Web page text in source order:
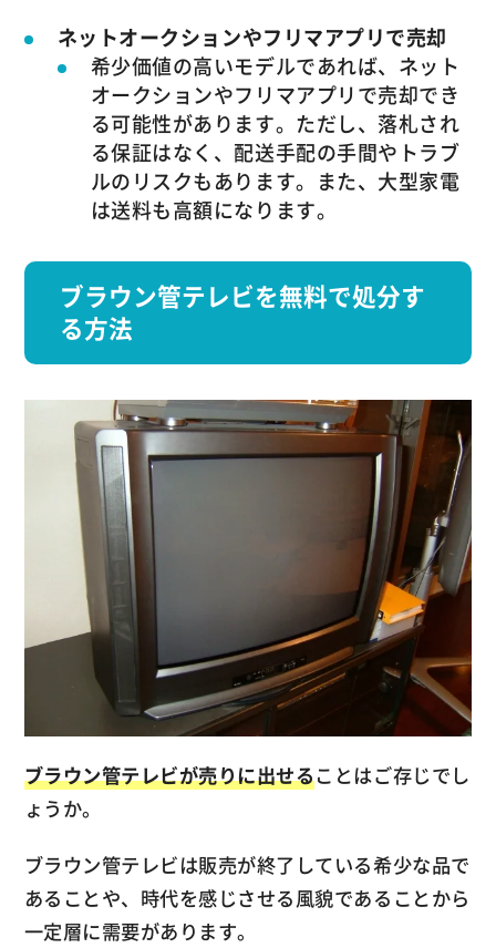
ネットオークションやフリマアプリで売却
希少価値の高いモデルであれば、ネット
オークションやフリマアプリで売却でき
る可能性があります。ただし、落札され
る保証はなく、配送手配の手間やトラブ
ルのリスクもあります。また、大型家電
は送料も高額になります。
ブラウン管テレビを無料で処分す
る方法
ブラウン管テレビが売りに出せることはご存じでし
ょうか。
ブラウン管テレビは販売が終了している希少な品で
あることや、時代を感じさせる風貌であることから
一定層に需要があります。